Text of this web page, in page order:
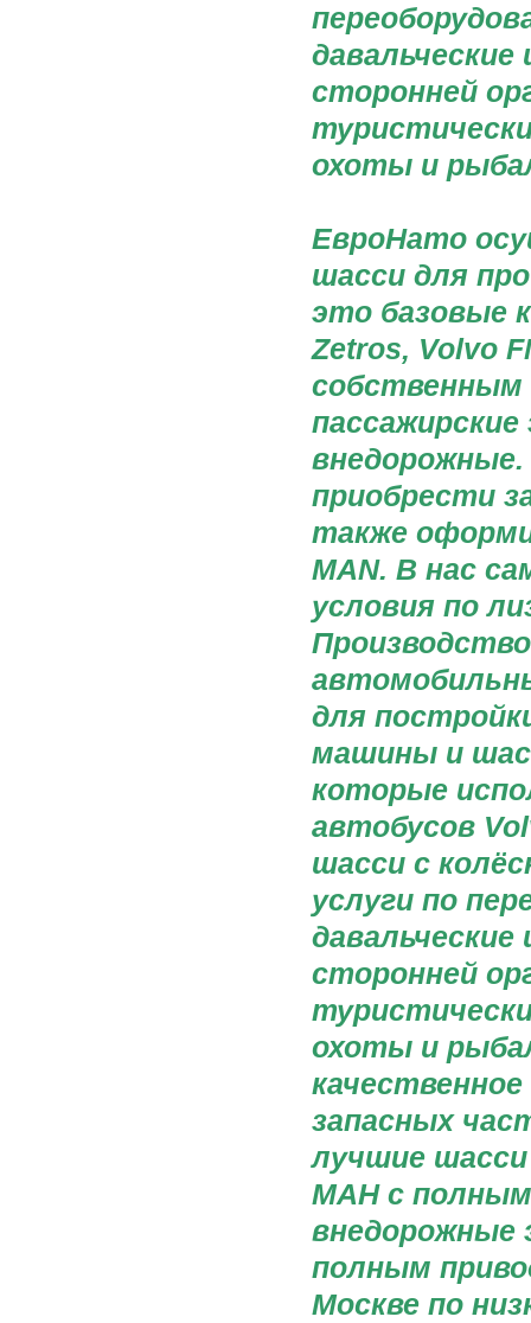
сторонней
охоты и
ЕвроНато
шасси для
это базовые
Zetros, Volvo
собственным
приобрести
также
MAN. В нас
условия по
для
машины и
которые
автобусов
шасси с
услуги по
сторонней
охоты и
запасных
лучшие
МАН с полным
внедорожные
полным
Москве по